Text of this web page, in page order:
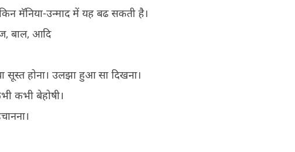
मॅनिया-उन्माद में यह बढ सकती है।
बाल, आदि
सूस्त होना। उलझा हुआ सा दिखना।
कभी बेहोषी।